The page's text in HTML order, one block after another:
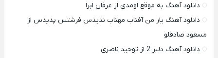
دانلود آهنگ به موقع اومدی از عرفان ابرا
دانلود آهنگ یار من آفتاب مهتاب ندیدس فرشتس پدیدس از
مسعود صادقلو
دانلود آهنگ دلبر 2 از توحید ناصری